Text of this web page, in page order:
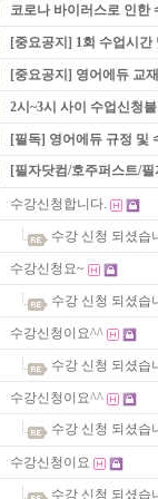
코로나 바이러스로 인한
[중요공지] 1회 수업시
[중요공지] 영어에듀 교
2시~3시 사이 수업신청
[필독] 영어에듀 규정 및
[필자닷컴/호주퍼스트/
수강신청합니다.
수강 신청 되셨습
수강신청요~
수강 신청 되셨습
수강신청이요^^
수강 신청 되셨습
수강신청이요^^
수강 신청 되셨습
수강신청이요
수강 신청 되셨습